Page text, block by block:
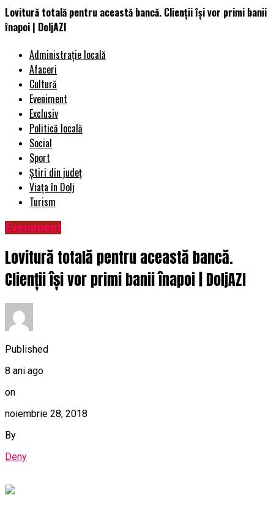
Lovitură totală pentru această bancă. Clienții își vor primi banii
înapoi | DoljAZI
Administrație locală
Afaceri
Cultură
Eveniment
Exclusiv
Politică locală
Social
Sport
Știri din județ
Viața în Dolj
Turism
Eveniment
Lovitură totală pentru această bancă.
Clienții își vor primi banii înapoi | DoljAZI
Published
8 ani ago
on
noiembrie 28, 2018
By
Deny